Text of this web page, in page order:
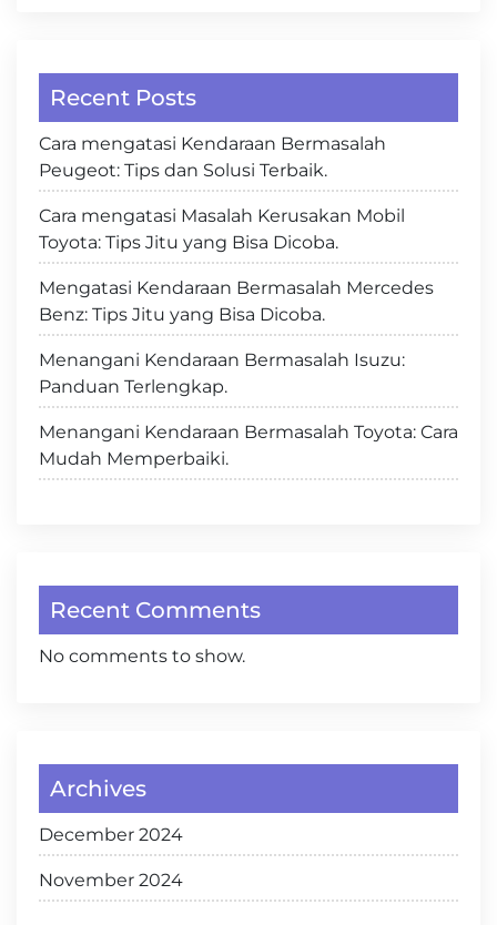
Recent Posts
Cara mengatasi Kendaraan Bermasalah
Peugeot: Tips dan Solusi Terbaik.
Cara mengatasi Masalah Kerusakan Mobil
Toyota: Tips Jitu yang Bisa Dicoba.
Mengatasi Kendaraan Bermasalah Mercedes
Benz: Tips Jitu yang Bisa Dicoba.
Menangani Kendaraan Bermasalah Isuzu:
Panduan Terlengkap.
Menangani Kendaraan Bermasalah Toyota: Cara
Mudah Memperbaiki.
Recent Comments
No comments to show.
Archives
December 2024
November 2024